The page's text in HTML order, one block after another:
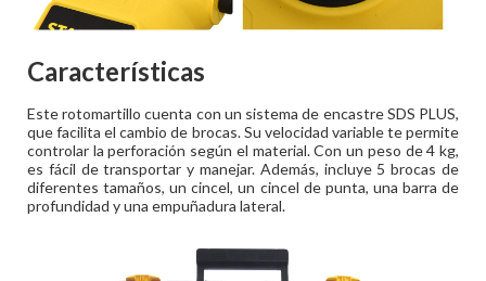
Características
Este rotomartillo cuenta con un sistema de encastre SDS PLUS,
que facilita el cambio de brocas. Su velocidad variable te permite
controlar la perforación según el material. Con un peso de 4 kg,
es fácil de transportar y manejar. Además, incluye 5 brocas de
diferentes tamaños, un cincel, un cincel de punta, una barra de
profundidad y una empuñadura lateral.